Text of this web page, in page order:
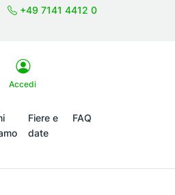
+49 7141 4412 0
Accedi
Fiere e
date
FAQ